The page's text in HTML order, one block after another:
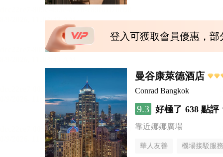
登入可獲取會員優惠，
曼谷康萊德酒店
Conrad Bangkok
9.3 好極了 638 點評
靠近娜娜廣場
華人友善 機場接駁服務